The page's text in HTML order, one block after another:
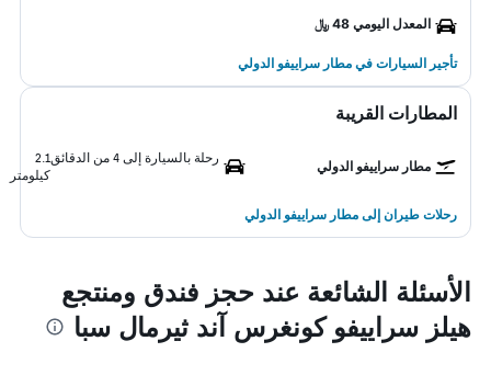
المعدل اليومي 48 ﷼
تأجير السيارات في مطار سراييفو الدولي
المطارات القريبة
مطار سراييفو الدولي
رحلة بالسيارة إلى 4 من الدقائق
2.1
كيلومتر
رحلات طيران إلى مطار سراييفو الدولي
الأسئلة الشائعة عند حجز فندق ومنتجع
هيلز سراييفو كونغرس آند ثيرمال سبا